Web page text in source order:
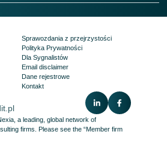
Sprawozdania z przejrzystości
Polityka Prywatności
Dla Sygnalistów
Email disclaimer
Dane rejestrowe
Kontakt
a leading, global network of
firms. Please see the“Member firm